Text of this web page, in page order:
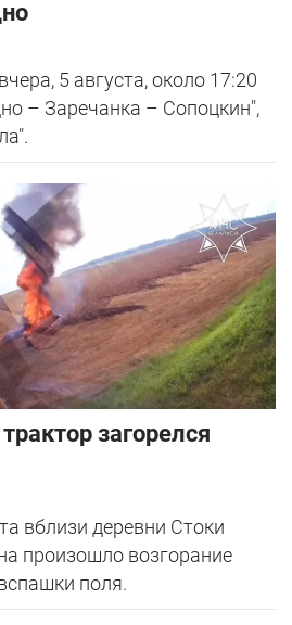
5 августа, около 17:20
– Заречанка – Сопоцкин",
загорелся
вблизи деревни Стоки
произошло возгорание
поля.